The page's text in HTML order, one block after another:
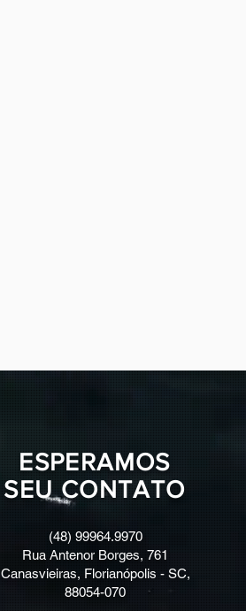
ESPERAMOS
SEU CONTATO
(48) 99964.9970
Rua Antenor Borges, 761
Canasvieiras, Florianópolis - SC,
88054-070